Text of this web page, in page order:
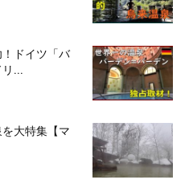
！ドイツ「バ
...
を大特集【マ